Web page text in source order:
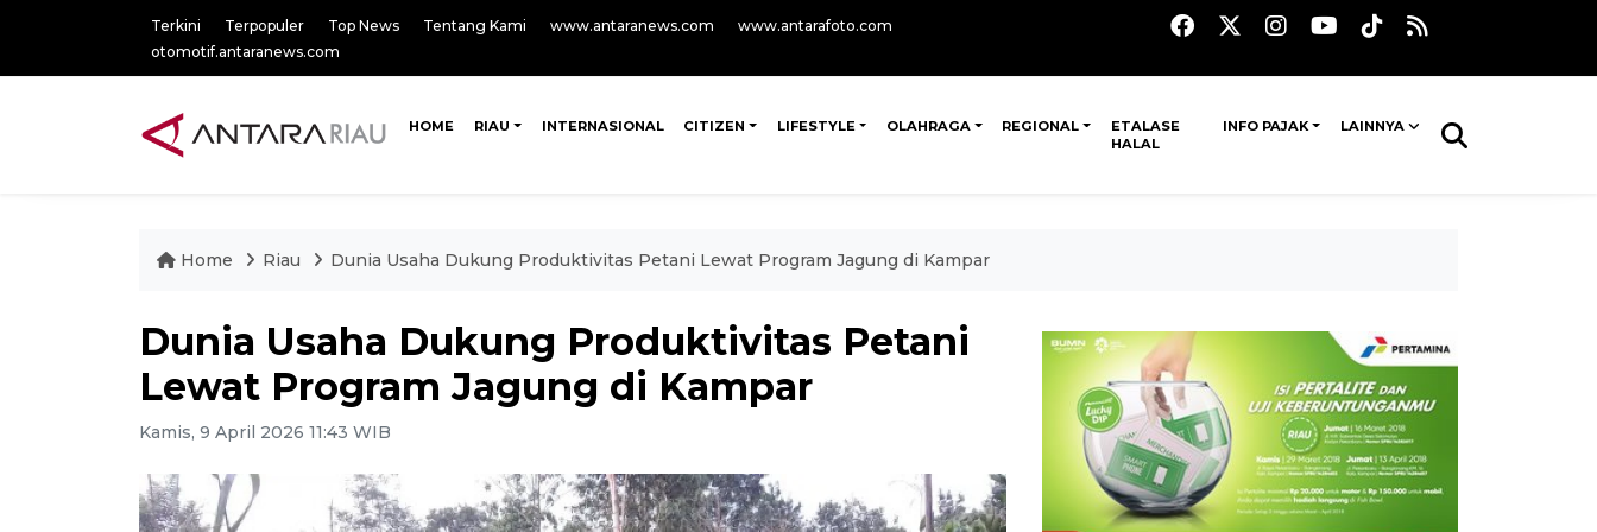
Terkini Terpopuler Top News Tentang Kami www.antaranews.com
www.antarafoto.com
otomotif.antaranews.com
HOME RIAU INTERNASIONAL CITIZEN LIFESTYLE OLAHRAGA REGIONAL
ETALASE
HALAL
INFO PAJAK LAINNYA
Home Riau Dunia Usaha Dukung Produktivitas Petani Lewat Program Jagung di Kampar
Dunia Usaha Dukung Produktivitas Petani
Lewat Program Jagung di Kampar
Kamis, 9 April 2026 11:43 WIB